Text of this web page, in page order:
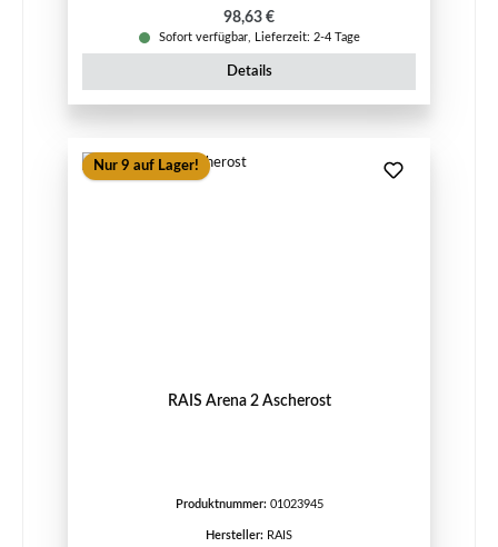
Regulärer Preis:
98,63 €
Sofort verfügbar, Lieferzeit: 2-4 Tage
Details
Nur 9 auf Lager!
RAIS Arena 2 Ascherost
Produktnummer: 01023945
Hersteller: RAIS